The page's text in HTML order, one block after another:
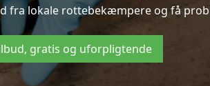
fra lokale rottebekæmpere og få
gratis og uforpligtende